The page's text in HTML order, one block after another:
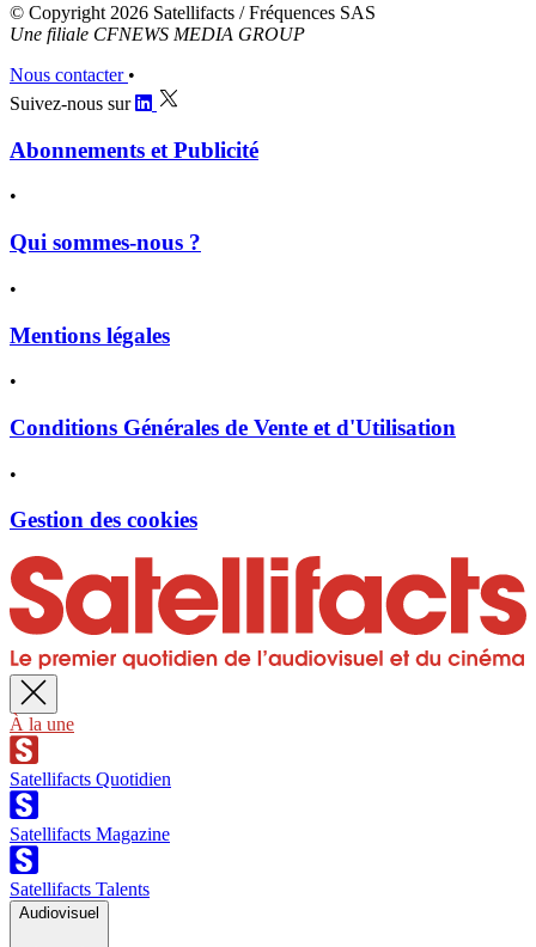
© Copyright 2026 Satellifacts / Fréquences SAS
Une filiale CFNEWS MEDIA GROUP
Nous contacter •
Suivez-nous sur
Abonnements et Publicité
•
Qui sommes-nous ?
•
Mentions légales
•
Conditions Générales de Vente et d'Utilisation
•
Gestion des cookies
À la une
Satellifacts Quotidien
Satellifacts Magazine
Satellifacts Talents
Audiovisuel